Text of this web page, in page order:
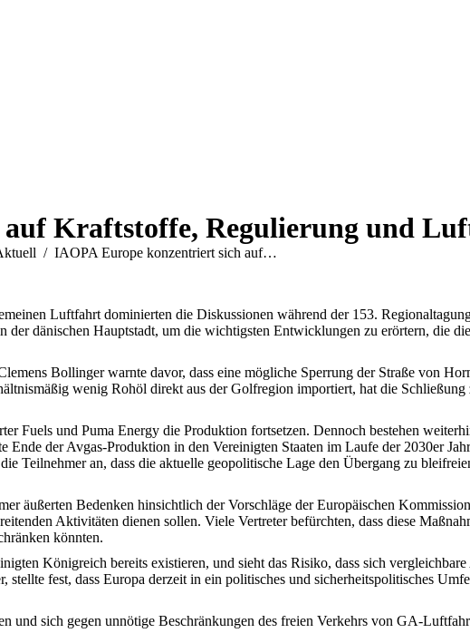
Kraftstoffe, Regulierung und
sich hier:IAOPA Europe konzentriert sich auf…
Luftfahrt dominierten die Diskussionen während der 153.
der dänischen Hauptstadt, um die wichtigsten Entwicklungen zu erörtern, die
Bollinger warnte davor, dass eine mögliche Sperrung der Straße von
wenig Rohöl direkt aus der Golfregion importiert, hat die Schließung
Fuels und Puma Energy die Produktion fortsetzen. Dennoch bestehen
der Avgas-Produktion in den Vereinigten Staaten im Laufe der 2030er
Teilnehmer an, dass die aktuelle geopolitische Lage den Übergang zu
äußerten Bedenken hinsichtlich der Vorschläge der Europäischen
Aktivitäten dienen sollen. Viele Vertreter befürchten, dass diese
könnten.
Königreich bereits existieren, und sieht das Risiko, dass sich
fest, dass Europa derzeit in ein politisches und sicherheitspolitisches
sich gegen unnötige Beschränkungen des freien Verkehrs von GA-